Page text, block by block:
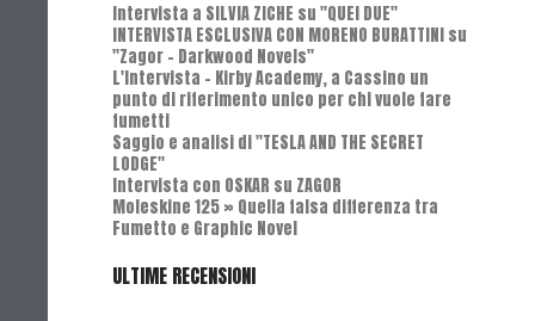
Intervista a SILVIA ZICHE su "QUEI DUE"
INTERVISTA ESCLUSIVA CON MORENO BURATTINI su
"Zagor - Darkwood Novels"
L'Intervista - Kirby Academy, a Cassino un
punto di riferimento unico per chi vuole fare
fumetti
Saggio e analisi di "TESLA AND THE SECRET
LODGE"
Intervista con OSKAR su ZAGOR
Moleskine 125 » Quella falsa differenza tra
Fumetto e Graphic Novel
ULTIME RECENSIONI